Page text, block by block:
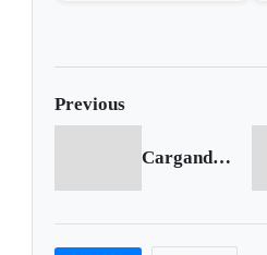
Previous
Cargando anterior...